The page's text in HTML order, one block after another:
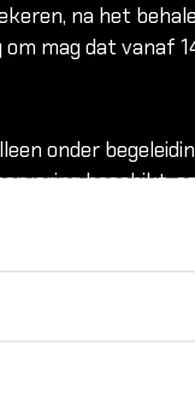
na het
mag dat vanaf
onder
beschikt,
U17 zijn
na het behalen
om mag dat